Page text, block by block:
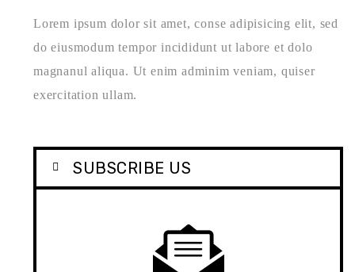
Lorem ipsum dolor sit amet, conse adipisicing elit, sed
do eiusmodum tempor incididunt ut labore et dolo
magnanul aliqua. Ut enim adminim veniam, quiser
exercitation ullam.
SUBSCRIBE US